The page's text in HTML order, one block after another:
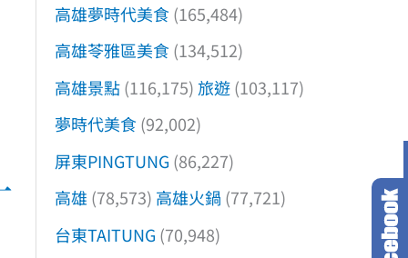
高雄夢時代美食 (165,484)
高雄苓雅區美食 (134,512)
高雄景點(116,175) 旅遊(103,117)
夢時代美食 (92,002)
屏東PINGTUNG (86,227)
高雄 (78,573) 高雄火鍋 (77,721)
台東TAITUNG (70,948)